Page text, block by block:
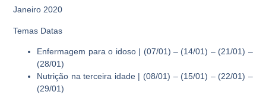
Janeiro 2020
Temas Datas
Enfermagem para o idoso | (07/01) – (14/01) – (21/01) –
(28/01)
Nutrição na terceira idade | (08/01) – (15/01) – (22/01) –
(29/01)